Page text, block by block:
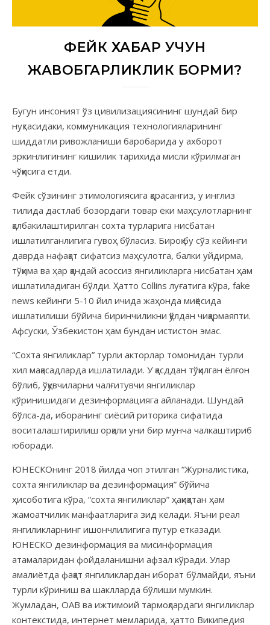
ФЕЙК ХАБАР УЧУН
ЖАВОБГАРЛИКЛИК БОРМИ?
Бугун инсоният ўз цивилизациясининг шундай бир
нуқтасидаки, коммуникация технологияларининг
шиддатли ривожланиши баробарида у ахборот
эркинлигининг кишилик тарихида мисли кўрилмаган
чўққисига етди.
Фейк сўзининг этимологиясига қарасангиз, у инглиз
тилида дастлаб бозордаги товар ёки маҳсулотларнинг
қалбакилаштирилган сохта турларига нисбатан
ишлатилганлигига гувоҳ бўласиз. Бироқ бу сўз кейинги
даврда нафақат сифатсиз маҳсулотга, балки уйдирма,
тўқима ва ҳар қандай асоссиз янгиликларга нисбатан ҳам
ишлатиладиган бўлди. Ҳатто Сollins луғатига кўра, fake
news кейинги 5-10 йил ичида жаҳонда миқёсида
ишлатилиши бўйича биринчиликни қўлдан чиқармаяпти.
Афсуски, Ўзбекистон ҳам бундан истистон эмас.
“Сохта янгиликлар” турли акторлар томонидан турли
хил мақасадларда ишлатилади. У қасддан тўқилган ёлғон
бўлиб, ўқувчиларни чалғитувчи янгиликлар
кўринишидаги дезинформацияга айланади. Шундай
бўлса-да, иборанинг сиёсий риторика сифатида
воситалаштирилиш орқали уни бир мунча чалкаштириб
юборади.
ЮНЕСКОнинг 2018 йилда чоп этилган “Журналистика,
сохта янгиликлар ва дезинформация” бўйича
ҳисоботига кўра, “сохта янгиликлар” ҳақиқатан ҳам
жамоатчилик манфаатларига зид келади. Яъни реал
янгиликларнинг ишончлилигига путур етказади.
ЮНЕСКО дезинформация ва мисинформация
атамаларидан фойдаланишни афзал кўради. Улар
амалиётда фақат янгиликлардан иборат бўлмайди, яъни
турли кўриниш ва шаклларда бўлиши мумкин.
Жумладан, ОАВ ва ижтимоий тармоқлардаги янгиликлар
контекстида, интернет мемларида, ҳатто Википедия